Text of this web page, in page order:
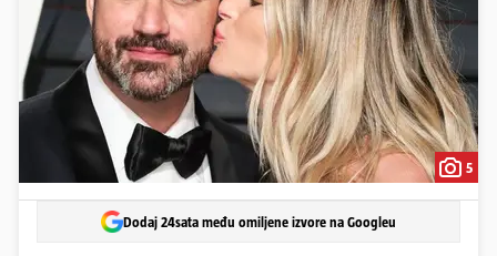
5
Dodaj 24sata među omiljene izvore na Googleu